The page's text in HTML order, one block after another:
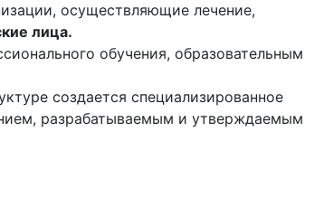
осуществляющие лечение,
лица.
обучения, образовательным
создается специализированное
разрабатываемым и утверждаемым